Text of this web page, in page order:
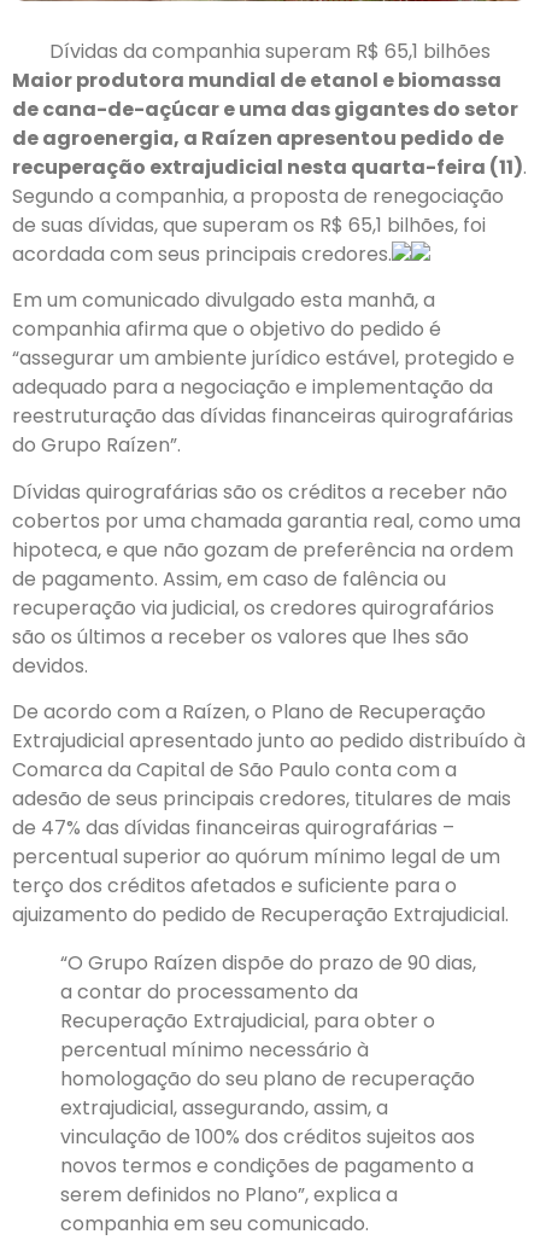
Dívidas da companhia superam R$ 65,1 bilhões
Maior produtora mundial de etanol e biomassa
de cana-de-açúcar e uma das gigantes do setor
de agroenergia, a Raízen apresentou pedido de
recuperação extrajudicial nesta quarta-feira (11).
Segundo a companhia, a proposta de renegociação
de suas dívidas, que superam os R$ 65,1 bilhões, foi
acordada com seus principais credores.
Em um comunicado divulgado esta manhã, a
companhia afirma que o objetivo do pedido é
“assegurar um ambiente jurídico estável, protegido e
adequado para a negociação e implementação da
reestruturação das dívidas financeiras quirografárias
do Grupo Raízen”.
Dívidas quirografárias são os créditos a receber não
cobertos por uma chamada garantia real, como uma
hipoteca, e que não gozam de preferência na ordem
de pagamento. Assim, em caso de falência ou
recuperação via judicial, os credores quirografários
são os últimos a receber os valores que lhes são
devidos.
De acordo com a Raízen, o Plano de Recuperação
Extrajudicial apresentado junto ao pedido distribuído à
Comarca da Capital de São Paulo conta com a
adesão de seus principais credores, titulares de mais
de 47% das dívidas financeiras quirografárias –
percentual superior ao quórum mínimo legal de um
terço dos créditos afetados e suficiente para o
ajuizamento do pedido de Recuperação Extrajudicial.
“O Grupo Raízen dispõe do prazo de 90 dias,
a contar do processamento da
Recuperação Extrajudicial, para obter o
percentual mínimo necessário à
homologação do seu plano de recuperação
extrajudicial, assegurando, assim, a
vinculação de 100% dos créditos sujeitos aos
novos termos e condições de pagamento a
serem definidos no Plano”, explica a
companhia em seu comunicado.